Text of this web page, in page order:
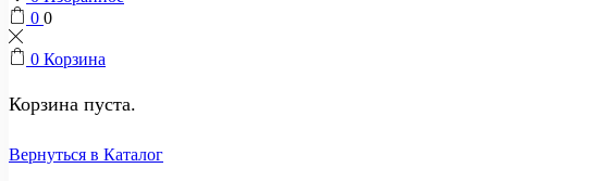
0 0
0 Корзина
Корзина пуста.
Вернуться в Каталог